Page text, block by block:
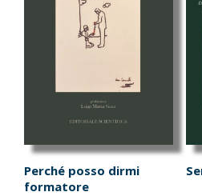
Perché posso dirmi
formatore